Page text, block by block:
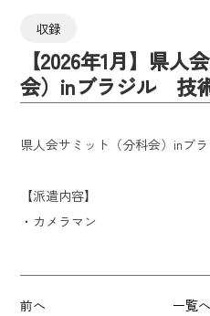
収録
【2026年1月】県人
会）inブラジル 技
県人会サミット（分科会）inブ
【派遣内容】
・カメラマン
前へ 一覧